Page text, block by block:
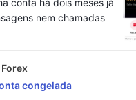
conta há dois meses já
nem chamadas
congelada